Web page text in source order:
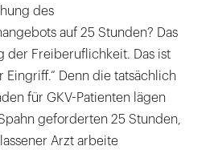
des
auf 25 Stunden? Das
der Freiberuflichkeit. Das ist
Denn die tatsächlich
für GKV-Patienten lägen
geforderten 25 Stunden,
Arzt arbeite